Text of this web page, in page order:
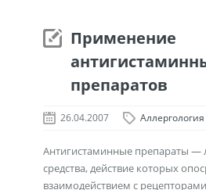
Применение
препаратов
26.04.2007 Аллергология
Антигистаминные препараты —
средства, действие которых
взаимодействием с